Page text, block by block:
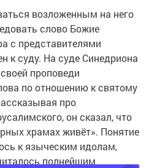
возложенным на него
слово Божие
с представителями
к суду. На суде Синедриона
проповеди
по отношению к святому
про
он сказал, что
храмах живёт». Понятие
к языческим идолам,
полнейшим